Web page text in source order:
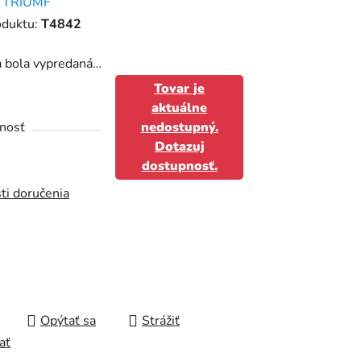
T4842
bola vypredaná…
Tovar je
aktuálne
nedostupný.
Dotazuj
dostupnosť.
doručenia
Opýtať sa
Strážiť